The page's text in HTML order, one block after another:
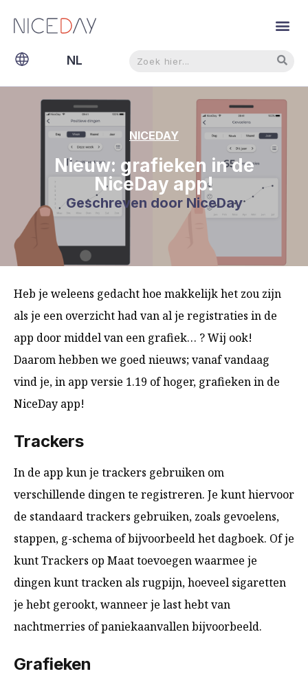
NL
EN
NICEDAY
Nieuw: grafieken in de
NiceDay app!
Geschreven doorNiceDay
Heb je weleens gedacht hoe makkelijk het zou zijn
als je een overzicht had van al je registraties in de
app door middel van een grafiek… ? Wij ook!
Daarom hebben we goed nieuws; vanaf vandaag
vind je, in app versie 1.19 of hoger, grafieken in de
NiceDay app!
Trackers
In de app kun je trackers gebruiken om
verschillende dingen te registreren. Je kunt hiervoor
de standaard trackers gebruiken, zoals gevoelens,
stappen, g-schema of bijvoorbeeld het dagboek. Of je
kunt Trackers op Maat toevoegen waarmee je
dingen kunt tracken als rugpijn, hoeveel sigaretten
je hebt gerookt, wanneer je last hebt van
nachtmerries of paniekaanvallen bijvoorbeeld.
Grafieken